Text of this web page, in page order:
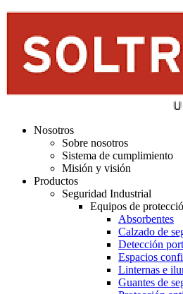
Nosotros
Sobre nosotros
Sistema de cumplimiento
Misión y visión
Productos
Seguridad Industrial
Equipos de
Absorbentes
Calzado de
Detección
Espacios
Linternas e
Guantes de